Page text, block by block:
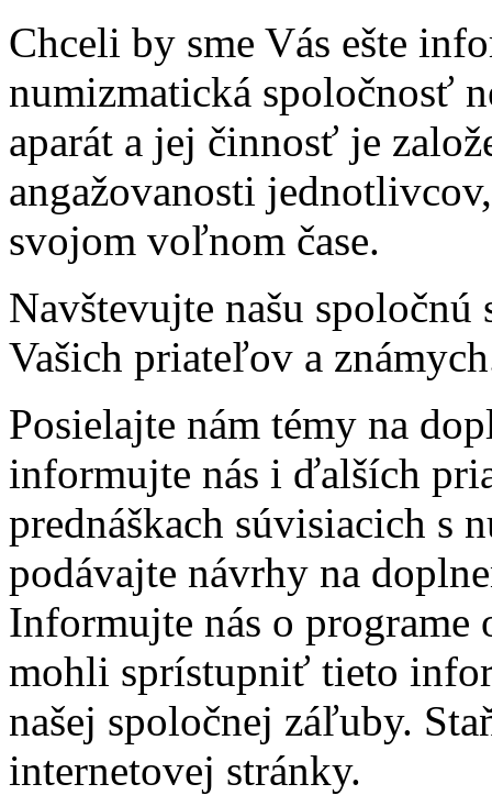
Chceli by sme Vás ešte
numizmatická spoločnosť
aparát a jej činnosť je
angažovanosti
svojom voľnom čase.
Navštevujte našu
Vašich priateľov a
Posielajte nám témy na
informujte nás i ďalších
prednáškach súvisiacich s
podávajte návrhy na
Informujte nás o programe
mohli sprístupniť tieto
našej spoločnej záľuby.
internetovej stránky.